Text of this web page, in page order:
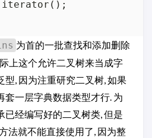
为首的一批查找和添加删除
上这个允许二叉树来当成字
型, 因为注重研究二叉树, 如果
套一层字典数据类型才行. 为
已经编写好的二叉树类, 但是
法就不能直接使用了, 因为整